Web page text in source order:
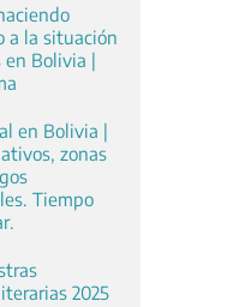
a la situación
en Bolivia |
en Bolivia |
zonas
Tiempo
2025